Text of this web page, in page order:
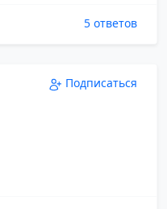
5 ответов
Подписаться